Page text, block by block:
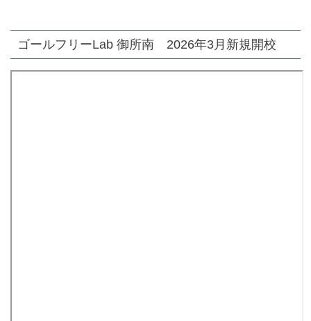
ゴールフリーLab 御所南 2026年3月新規開校